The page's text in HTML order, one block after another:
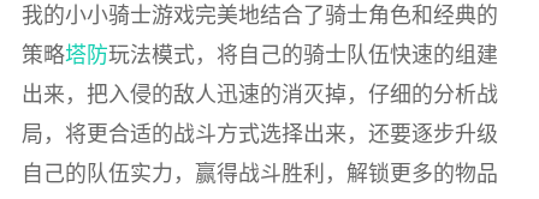
我的小小骑士游戏完美地结合了骑士角色和经典的
策略塔防玩法模式，将自己的骑士队伍快速的组建
出来，把入侵的敌人迅速的消灭掉，仔细的分析战
局，将更合适的战斗方式选择出来，还要逐步升级
自己的队伍实力，赢得战斗胜利，解锁更多的物品